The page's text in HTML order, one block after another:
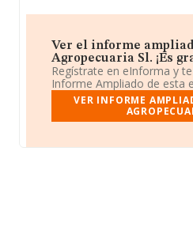
Ver el informe
Agropecuaria Sl. ¡Es
Regístrate en eInforma y
Informe Ampliado de esta
VER INFORME